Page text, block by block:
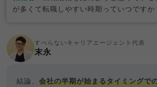
が多くて転職しやすい時期っていつですか
すべらないキャリアエージェント代表
末永
結論、会社の半期が始まるタイミングで